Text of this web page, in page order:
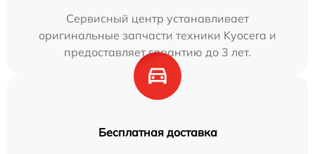
Сервисный центр устанавливает
оригинальные запчасти техники Kyocera и
предоставляет гарантию до 3 лет.
Бесплатная доставка